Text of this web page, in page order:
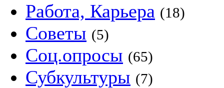
Работа, Карьера (18)
Советы (5)
Соц.опросы (65)
Субкультуры (7)